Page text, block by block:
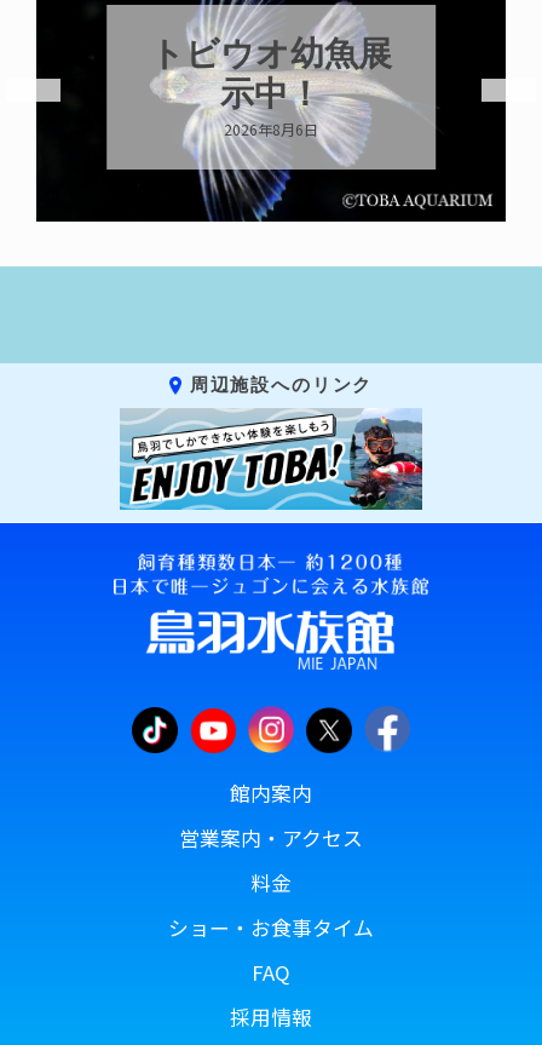
トビウオ幼魚展
示中！
2026年8月6日
周辺施設へのリンク
館内案内
営業案内・アクセス
料金
ショー・お食事タイム
FAQ
採用情報